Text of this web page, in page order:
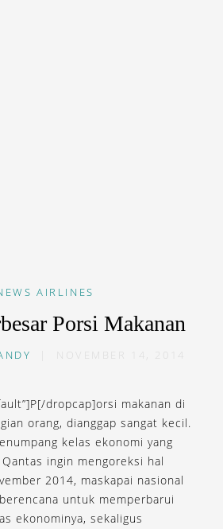
AIRLINES
Porsi Makanan
NOVEMBER 14, 2014
dropcap]orsi makanan di
orang, dianggap sangat kecil.
kelas ekonomi yang
ingin mengoreksi hal
2014, maskapai nasional
untuk memperbarui
ekonominya, sekaligus